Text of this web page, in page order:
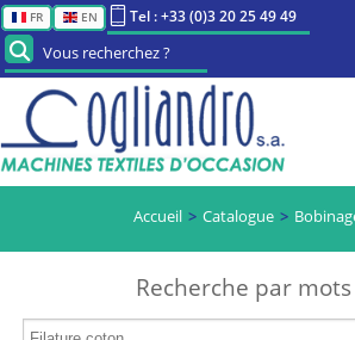
FR EN Tel : +33 (0)3 20 25 49 49
Vous recherchez ?
Accueil Catalogue
Recherche par mots